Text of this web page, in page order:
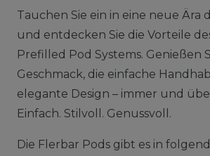
Tauchen Sie ein in eine neue Ära
und entdecken Sie die Vorteile
Prefilled Pod Systems. Genießen
Geschmack, die einfache
elegante Design – immer und
Einfach. Stilvoll. Genussvoll.
Die Flerbar Pods gibt es in